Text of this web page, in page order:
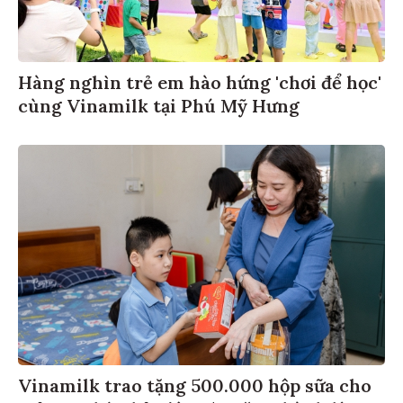
Hàng nghìn trẻ em hào hứng 'chơi để học'
cùng Vinamilk tại Phú Mỹ Hưng
Vinamilk trao tặng 500.000 hộp sữa cho